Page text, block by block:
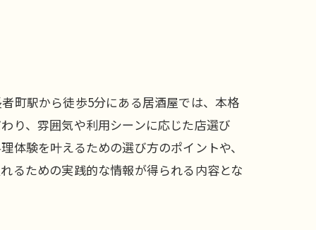
町駅から徒歩5分にある居酒屋では、本格
り、雰囲気や利用シーンに応じた店選び
験を叶えるための選び方のポイントや、
るための実践的な情報が得られる内容とな